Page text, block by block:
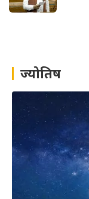
ज्योतिष